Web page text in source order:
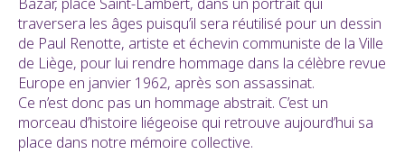
traversera les âges puisqu’il sera réutilisé pour un dessin
de Paul Renotte, artiste et échevin communiste de la Ville
de Liège, pour lui rendre hommage dans la célèbre revue
Europe en janvier 1962, après son assassinat.
Ce n’est donc pas un hommage abstrait. C’est un
morceau d’histoire liégeoise qui retrouve aujourd’hui sa
place dans notre mémoire collective.